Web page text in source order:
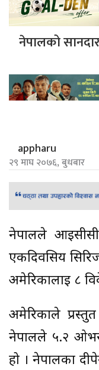
नेपालको
appharu
२९ माघ २०७६, बुधबार
नेपालले आईसीसी
एकदिवसिय
अमेरिकालाई ८
अमेरिकाले
नेपालले ५.२
हो । नेपालका